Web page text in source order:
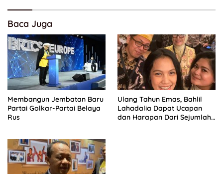
Baca Juga
Membangun Jembatan Baru
Partai Golkar-Partai Belaya
Rus
Ulang Tahun Emas, Bahlil
Lahadalia Dapat Ucapan
dan Harapan Dari Sejumlah